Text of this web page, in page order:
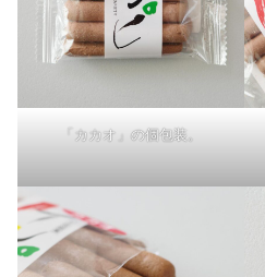
「カカオ」の個包装。